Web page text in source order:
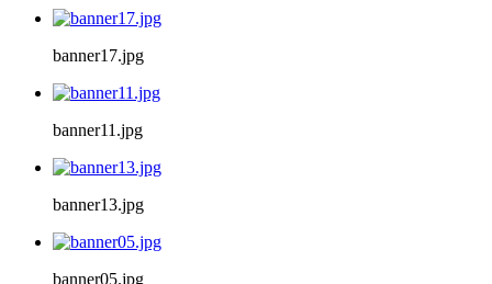
banner17.jpg
banner11.jpg
banner13.jpg
banner05.jpg